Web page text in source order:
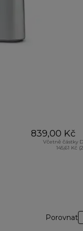
839,00 Kč
Včetně částky
145,61 Kč
Porovnat